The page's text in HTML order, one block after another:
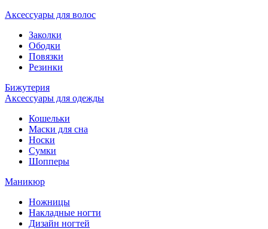
Аксессуары для волос
Заколки
Ободки
Повязки
Резинки
Бижутерия
Аксессуары для одежды
Кошельки
Маски для сна
Носки
Сумки
Шопперы
Маникюр
Ножницы
Накладные ногти
Дизайн ногтей